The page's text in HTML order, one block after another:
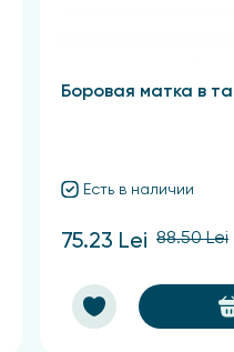
Боровая матка в
Есть в наличии
75.23 Lei 88.50 Lei